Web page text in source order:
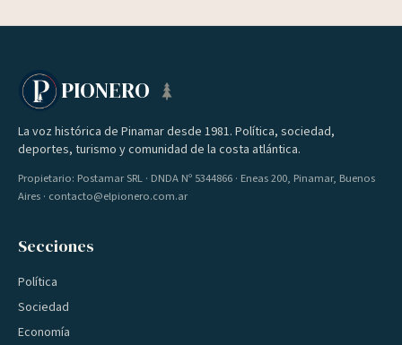
PIONERO
La voz histórica de Pinamar desde 1981. Política, sociedad,
deportes, turismo y comunidad de la costa atlántica.
Propietario: Postamar SRL · DNDA Nº 5344866 · Eneas 200, Pinamar, Buenos
Aires · contacto@elpionero.com.ar
Secciones
Política
Sociedad
Economía